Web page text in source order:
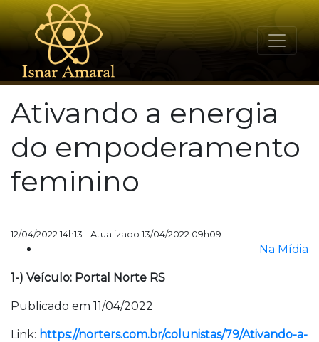
Ativando a energia
do empoderamento
feminino
12/04/2022 14h13 - Atualizado 13/04/2022 09h09
Na Mídia
1-) Veículo: Portal Norte RS
Publicado em 11/04/2022
Link: https://norters.com.br/colunistas/79/Ativando-a-